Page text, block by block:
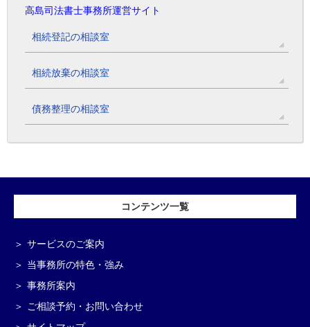
高島司法書士事務所運営サイト
相続登記の相談室
相続放棄の相談室
債務整理の相談室
コンテンツ一覧
サービスのご案内
当事務所の特色・強み
事務所案内
ご相談予約・お問い合わせ